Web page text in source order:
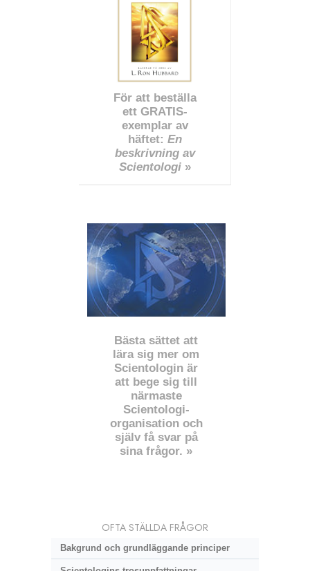
För att beställa
ett GRATIS-
exemplar av
häftet: En
beskrivning av
Scientologi»
Bästa sättet att
lära sig mer om
Scientologin är
att bege sig till
närmaste
Scientologi-
organisation och
själv få svar på
sina frågor. »
OFTA STÄLLDA FRÅGOR
Bakgrund och grundläggande principer